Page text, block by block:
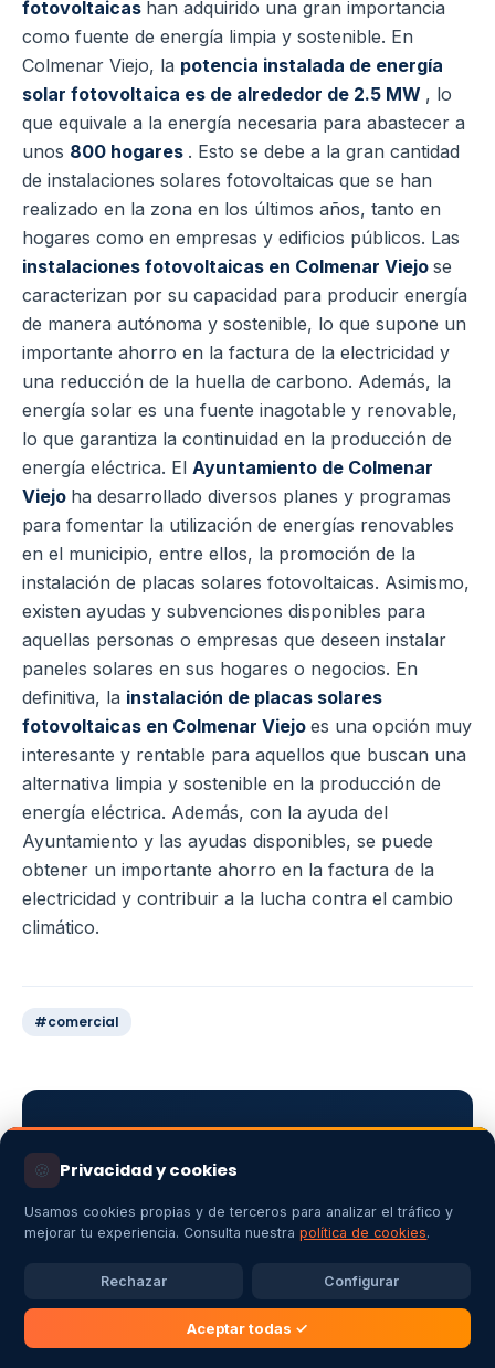
fotovoltaicas han adquirido una gran importancia
como fuente de energía limpia y sostenible. En
Colmenar Viejo, la potencia instalada de energía
solar fotovoltaica es de alrededor de 2.5 MW , lo
que equivale a la energía necesaria para abastecer a
unos 800 hogares . Esto se debe a la gran cantidad
de instalaciones solares fotovoltaicas que se han
realizado en la zona en los últimos años, tanto en
hogares como en empresas y edificios públicos. Las
instalaciones fotovoltaicas en Colmenar Viejo se
caracterizan por su capacidad para producir energía
de manera autónoma y sostenible, lo que supone un
importante ahorro en la factura de la electricidad y
una reducción de la huella de carbono. Además, la
energía solar es una fuente inagotable y renovable,
lo que garantiza la continuidad en la producción de
energía eléctrica. El Ayuntamiento de Colmenar
Viejo ha desarrollado diversos planes y programas
para fomentar la utilización de energías renovables
en el municipio, entre ellos, la promoción de la
instalación de placas solares fotovoltaicas. Asimismo,
existen ayudas y subvenciones disponibles para
aquellas personas o empresas que deseen instalar
paneles solares en sus hogares o negocios. En
definitiva, la instalación de placas solares
fotovoltaicas en Colmenar Viejo es una opción muy
interesante y rentable para aquellos que buscan una
alternativa limpia y sostenible en la producción de
energía eléctrica. Además, con la ayuda del
Ayuntamiento y las ayudas disponibles, se puede
obtener un importante ahorro en la factura de la
electricidad y contribuir a la lucha contra el cambio
climático.
#comercial
instalación en
Extremadura?
Instaladores certificados
🍪 Privacidad y cookies
Usamos cookies propias y de terceros para analizar el tráfico y
mejorar tu experiencia. Consulta nuestrapolítica de cookies.
Rechazar Configurar
Aceptar todas ✓